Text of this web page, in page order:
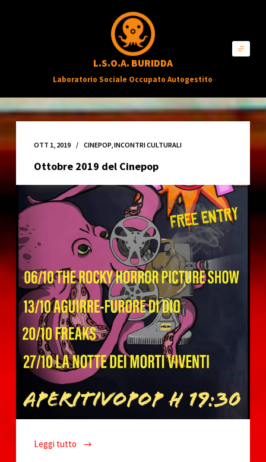
a
l
c
o
t
o
L.S.O.A. BURIDDA
Laboratorio Sociale Occupato Autogestito
OTT 1, 2019 CINEPOP,INCONTRI CULTURALI
Ottobre 2019 del Cinepop
Leggi tutto
Ottobre